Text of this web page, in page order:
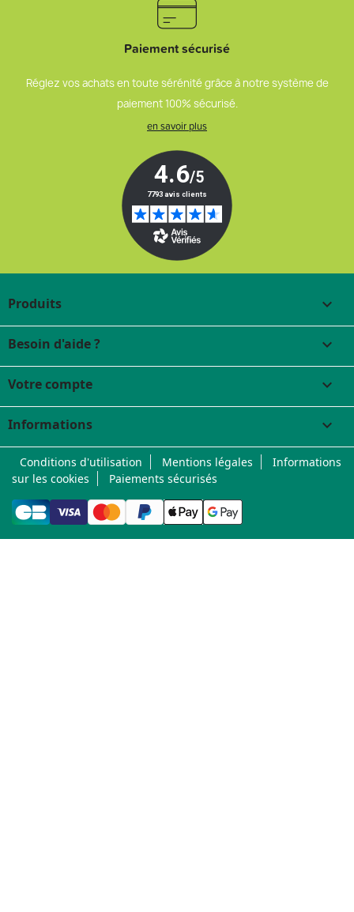
Paiement sécurisé
Réglez vos achats en toute sérénité grâce à notre système de
paiement 100% sécurisé.
en savoir plus
Produits 
Besoin d'aide ? 
Votre compte 
Informations keyboard_arrow_down
Conditions d'utilisation Mentions légales
Informations
sur les cookies
Paiements sécurisés